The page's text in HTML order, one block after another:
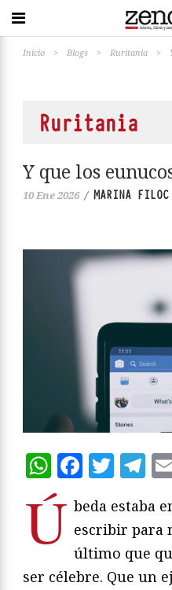
Inicio > Blogs > Ruritania >
Ruritania
Y que los
10 Ene 2026 / MARINA FILOC
Ú beda estaba
escribir para
último que
ser célebre. Que un